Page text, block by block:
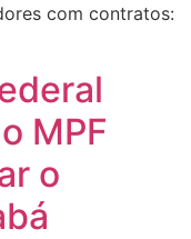
com contratos:
MPF
o